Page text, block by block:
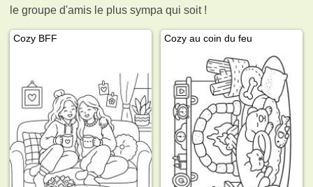
le groupe d'amis le plus sympa qui soit !
Cozy BFF Cozy au coin du feu